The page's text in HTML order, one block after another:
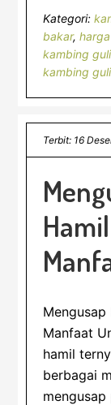
Kategori:
bakar,
kambing
kambing
Terbit: 16
Manfaat
hamil
berbagai